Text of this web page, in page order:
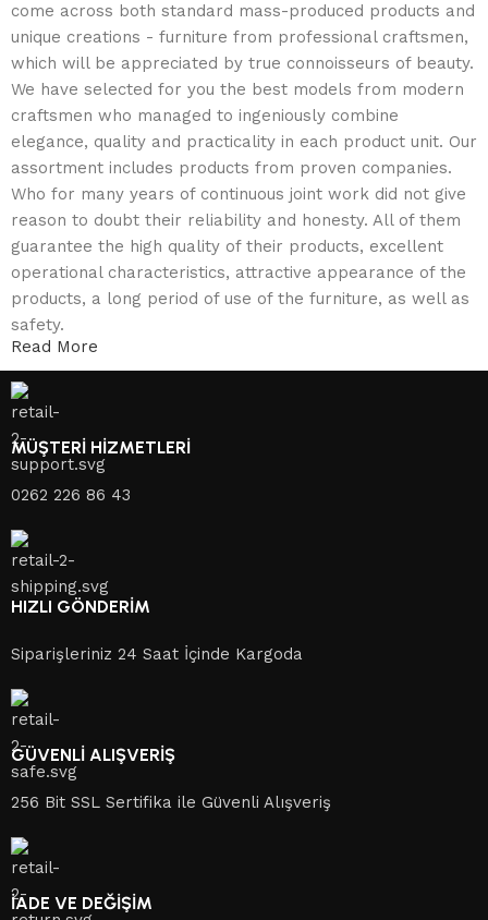
come across both standard mass-produced products and
unique creations - furniture from professional craftsmen,
which will be appreciated by true connoisseurs of beauty.
We have selected for you the best models from modern
craftsmen who managed to ingeniously combine
elegance, quality and practicality in each product unit. Our
assortment includes products from proven companies.
Who for many years of continuous joint work did not give
reason to doubt their reliability and honesty. All of them
guarantee the high quality of their products, excellent
operational characteristics, attractive appearance of the
products, a long period of use of the furniture, as well as
safety.
Read More
MÜŞTERİ HİZMETLERİ
0262 226 86 43
HIZLI GÖNDERİM
Siparişleriniz 24 Saat İçinde Kargoda
GÜVENLİ ALIŞVERİŞ
256 Bit SSL Sertifika ile Güvenli Alışveriş
İADE VE DEĞİŞİM